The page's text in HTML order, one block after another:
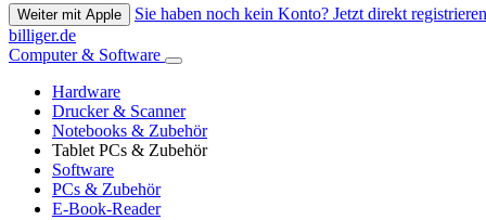
Weiter mit Apple
Sie haben noch kein Konto? Jetzt direkt
billiger.de
Computer & Software
Hardware
Drucker & Scanner
Notebooks & Zubehör
Tablet PCs & Zubehör
Software
PCs & Zubehör
E-Book-Reader